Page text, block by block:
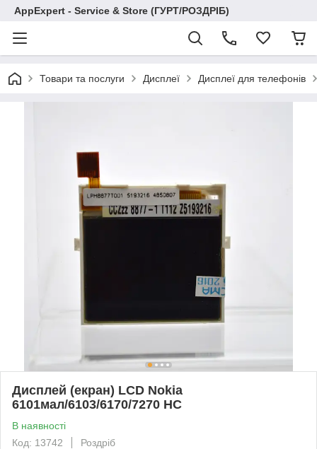
AppExpert - Service & Store (ГУРТ/РОЗДРІБ)
Товари та послуги Дисплеї Дисплеї для телефонів
Дисплей (екран) LCD Nokia
6101мал/6103/6170/7270 HC
В наявності
Код: 13742
Роздріб